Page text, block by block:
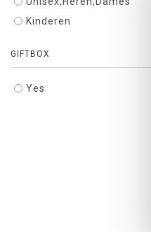
Kinderen
GIFTBOX
Yes